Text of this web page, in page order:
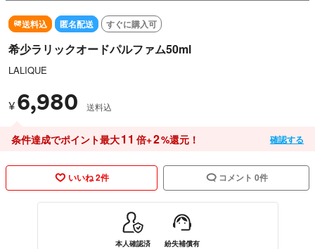
送料込 匿名配送 すぐに購入可
希少ラリックオードパルファム50ml
LALIQUE
¥ 6,980 送料込
条件達成でポイント最大11 倍+2%還元！ 確認する
いいね 2件 コメント 0件
本人確認済 紛失補償有